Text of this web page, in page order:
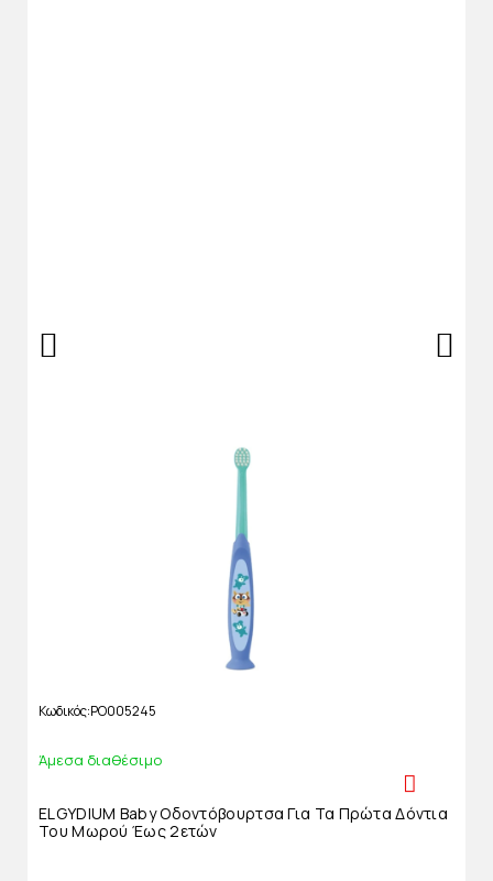
Κωδικός PO005245
Άμεσα διαθέσιμο
ELGYDIUM Baby Οδοντόβουρτσα Για Τα Πρώτα Δόντια
Του Μωρού Έως 2ετών